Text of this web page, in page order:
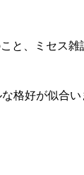
と、ミセス雑
格好が似合い